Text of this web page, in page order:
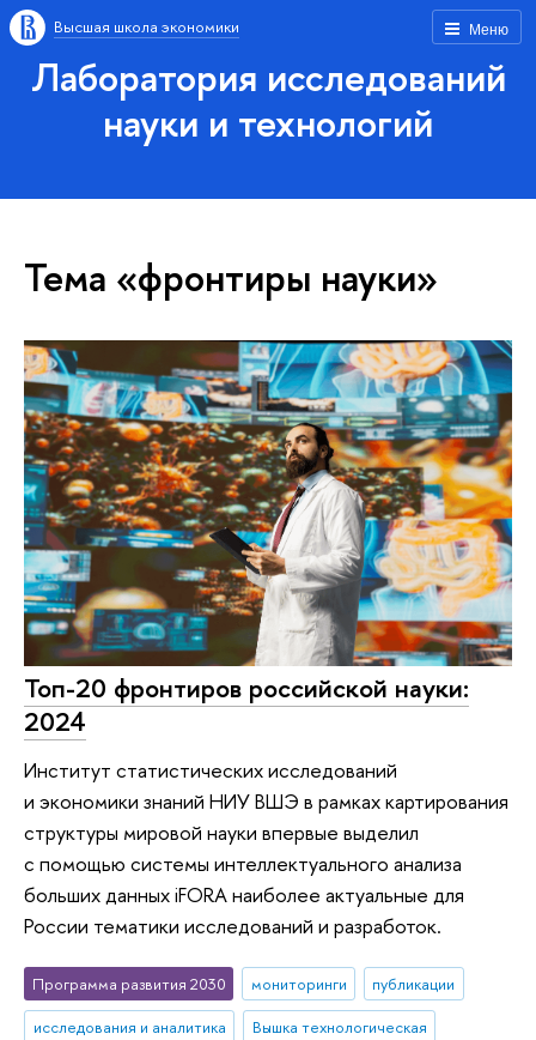
Меню
Высшая школа экономики
Лаборатория исследований
науки и технологий
Тема «фронтиры науки»
Топ-20 фронтиров российской науки:
2024
Институт статистических исследований
и экономики знаний НИУ ВШЭ в рамках картирования
структуры мировой науки впервые выделил
с помощью системы интеллектуального анализа
больших данных iFORA наиболее актуальные для
России тематики исследований и разработок.
Программа развития 2030 мониторинги
публикации
исследования и аналитика
Вышка технологическая